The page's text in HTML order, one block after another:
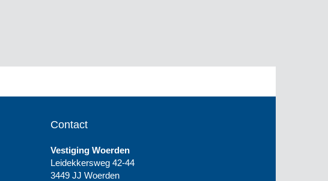
Contact
Vestiging Woerden
Leidekkersweg 42-44
3449 JJ Woerden